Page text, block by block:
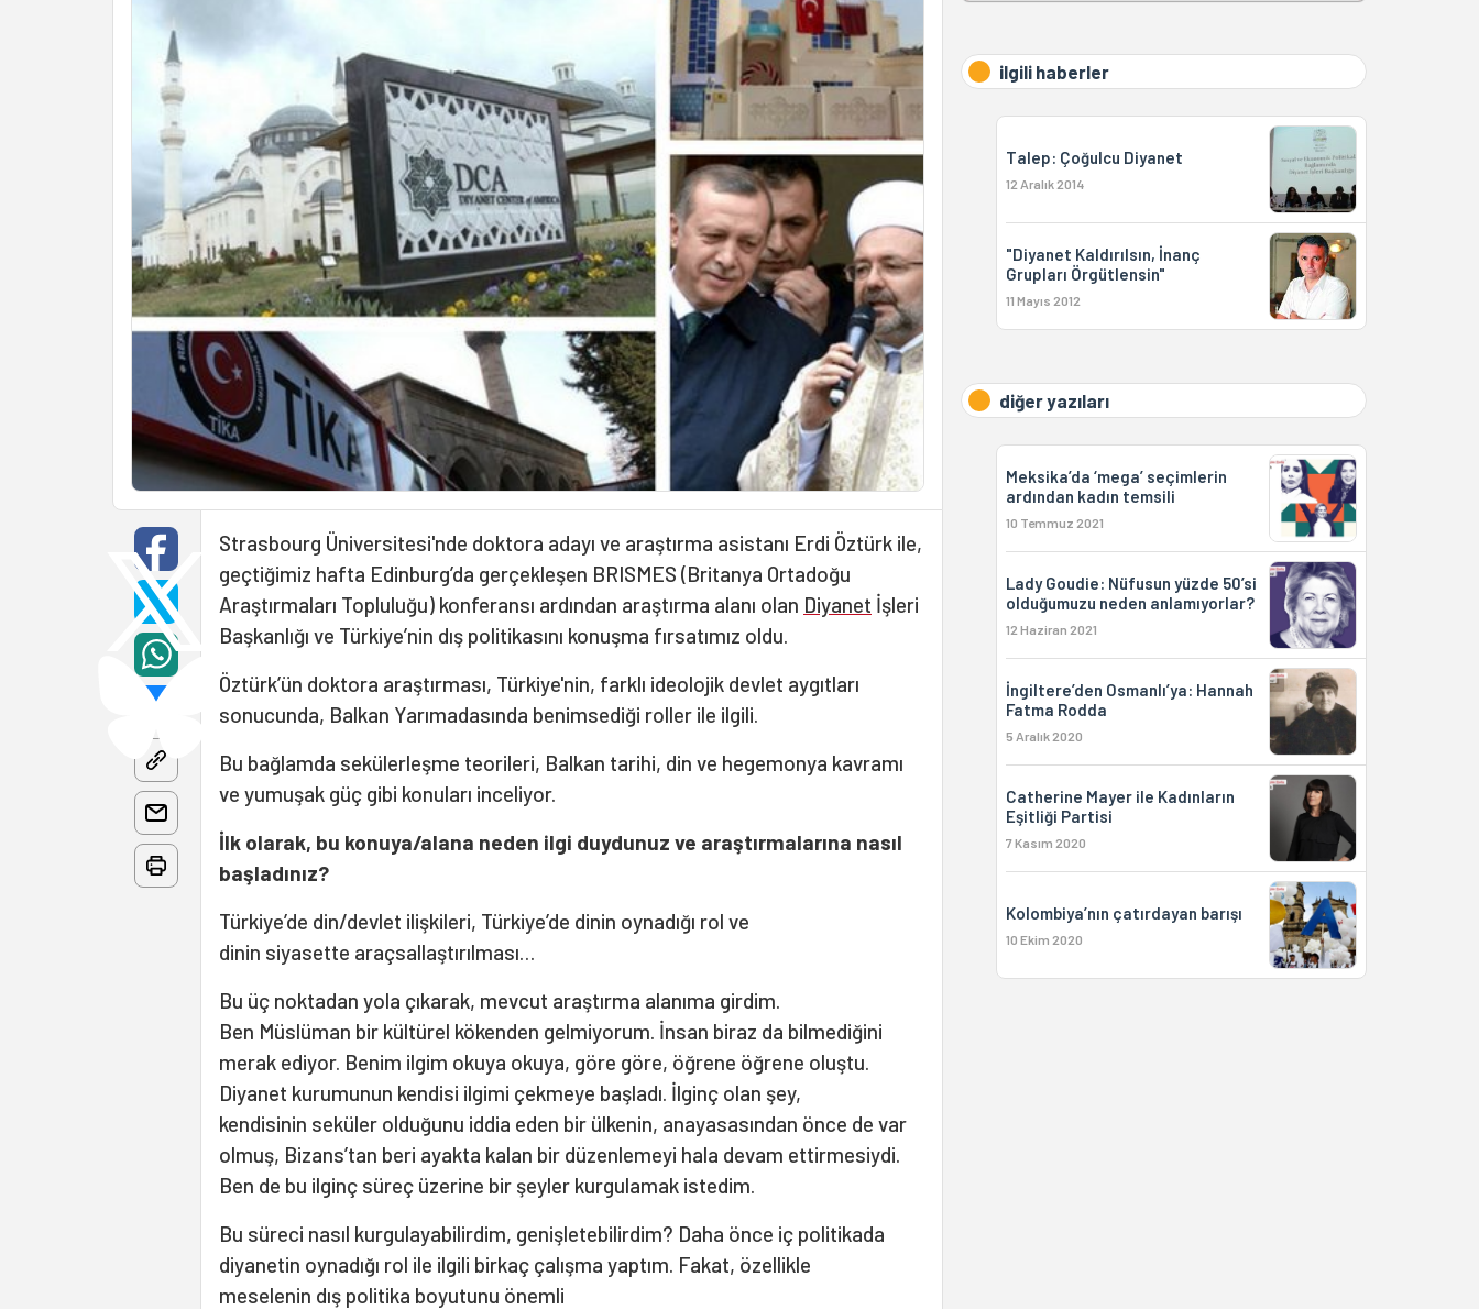
Strasbourg Üniversitesi'nde doktora adayı ve araştırma asistanı Erdi Öztürk ile,
geçtiğimiz hafta Edinburg’da gerçekleşen BRISMES (Britanya Ortadoğu
Araştırmaları Topluluğu) konferansı ardından araştırma alanı olan Diyanet İşleri
Başkanlığı ve Türkiye’nin dış politikasını konuşma fırsatımız oldu.
Öztürk’ün doktora araştırması, Türkiye'nin, farklı ideolojik devlet aygıtları
sonucunda, Balkan Yarımadasında benimsediği roller ile ilgili.
Bu bağlamda sekülerleşme teorileri, Balkan tarihi, din ve hegemonya kavramı
ve yumuşak güç gibi konuları inceliyor.
İlk olarak, bu konuya/alana neden ilgi duydunuz ve araştırmalarına nasıl
başladınız?
Türkiye’de din/devlet ilişkileri, Türkiye’de dinin oynadığı rol ve
dinin siyasette araçsallaştırılması…
Bu üç noktadan yola çıkarak, mevcut araştırma alanıma girdim.
Ben Müslüman bir kültürel kökenden gelmiyorum. İnsan biraz da bilmediğini
merak ediyor. Benim ilgim okuya okuya, göre göre, öğrene öğrene oluştu.
Diyanet kurumunun kendisi ilgimi çekmeye başladı. İlginç olan şey,
kendisinin seküler olduğunu iddia eden bir ülkenin, anayasasından önce de var
olmuş, Bizans’tan beri ayakta kalan bir düzenlemeyi hala devam ettirmesiydi.
Ben de bu ilginç süreç üzerine bir şeyler kurgulamak istedim.
Bu süreci nasıl kurgulayabilirdim, genişletebilirdim? Daha önce iç politikada
diyanetin oynadığı rol ile ilgili birkaç çalışma yaptım. Fakat, özellikle
meselenin dış politika boyutunu önemli
ilgili haberler
Talep: Çoğulcu Diyanet
12 Aralık 2014
"Diyanet Kaldırılsın, İnanç
Grupları Örgütlensin"
11 Mayıs 2012
diğer yazıları
Meksika’da ‘mega’ seçimlerin
ardından kadın temsili
10 Temmuz 2021
Lady Goudie: Nüfusun yüzde 50’si
olduğumuzu neden anlamıyorlar?
12 Haziran 2021
İngiltere’den Osmanlı’ya: Hannah
Fatma Rodda
5 Aralık 2020
Catherine Mayer ile Kadınların
Eşitliği Partisi
7 Kasım 2020
Kolombiya’nın çatırdayan barışı
10 Ekim 2020